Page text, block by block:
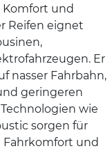
und
Reifen eignet
Er
nasser Fahrbahn,
geringeren
wie
sorgen für
Fahrkomfort und